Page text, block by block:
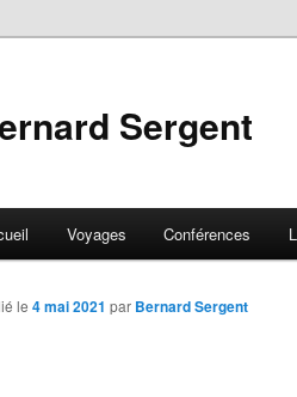
Sergent
Voyages Conférences
le 4 mai 2021 par Bernard Sergent